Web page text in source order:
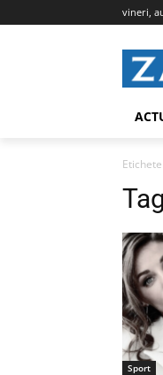
vineri,
Etichete
Sport